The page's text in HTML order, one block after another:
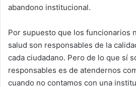
abandono institucional.
Por supuesto que los funcionarios
salud son responsables de la
cada ciudadano. Pero de lo que sí
responsables es de atendernos
cuando no contamos con una